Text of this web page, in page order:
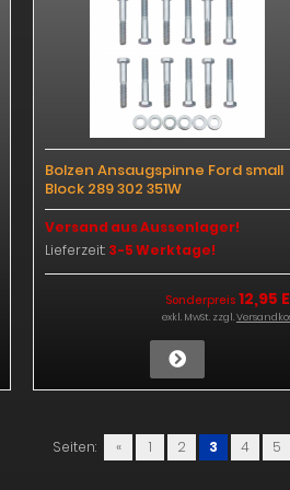
Bolzen Ansaugspinne Ford small
Block 289 302 351W
Versand aus Aussenlager!
Lieferzeit: 3-5 Werktage!
Sonderpreis 12,95
exkl. MwSt. zzgl.
Seiten: « 1 2 3 4 5